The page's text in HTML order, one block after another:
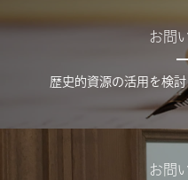
お問
歴史的資源の活用を検
お問